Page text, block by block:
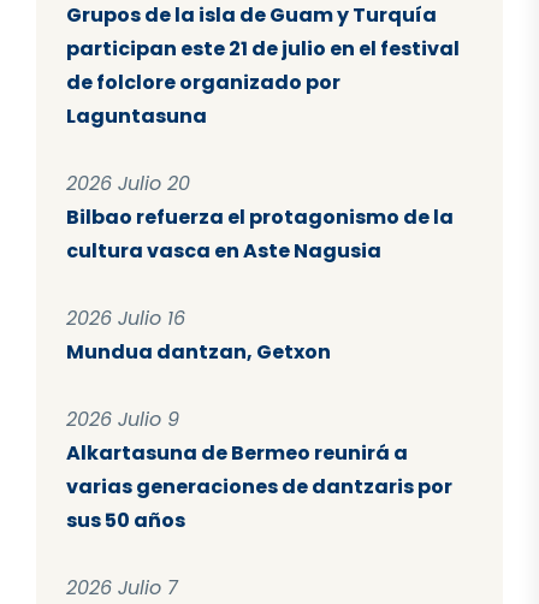
Grupos de la isla de Guam y Turquía
participan este 21 de julio en el festival
de folclore organizado por
Laguntasuna
2026 Julio 20
Bilbao refuerza el protagonismo de la
cultura vasca en Aste Nagusia
2026 Julio 16
Mundua dantzan, Getxon
2026 Julio 9
Alkartasuna de Bermeo reunirá a
varias generaciones de dantzaris por
sus 50 años
2026 Julio 7